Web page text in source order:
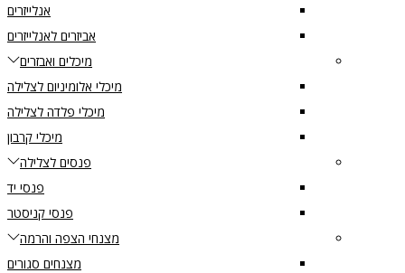
אנלייזרים
אביזרים לאנלייזרים
מיכלים ואבזרים
מיכלי אלומיניום לצלילה
מיכלי פלדה לצלילה
מיכלי קרבון
פנסים לצלילה
פנסי יד
פנסי קניסטר
מצנחי הצפה והרמה
מצנחים סגורים